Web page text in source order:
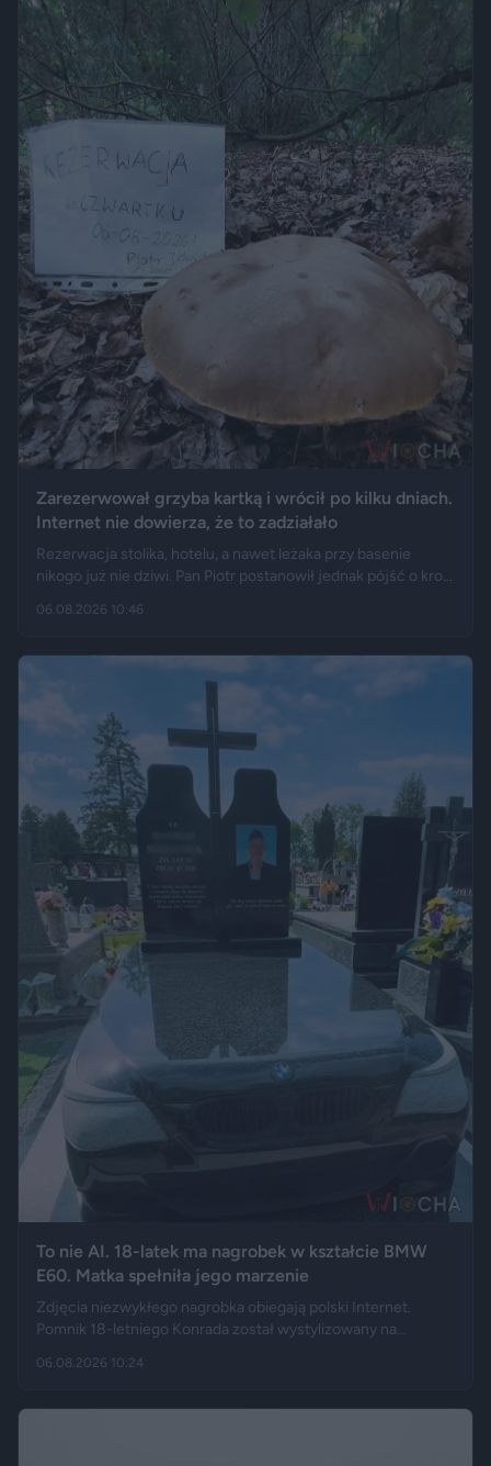
Zarezerwował grzyba kartką i wrócił po kilku dniach.
Internet nie dowierza, że to zadziałało
Rezerwacja stolika, hotelu, a nawet leżaka przy basenie
nikogo już nie dziwi. Pan Piotr postanowił jednak pójść o krok
„Fakt”, po kilku dniach wrócił w to samo miejsce i odkrył, że
06.08.2026 10:46
To nie AI. 18-latek ma nagrobek w kształcie BMW
E60. Matka spełniła jego marzenie
Zdjęcia niezwykłego nagrobka obiegają polski Internet.
Pomnik 18-letniego Konrada został wystylizowany na
logo marki, a nawet elementy przypominające układ
06.08.2026 10:24